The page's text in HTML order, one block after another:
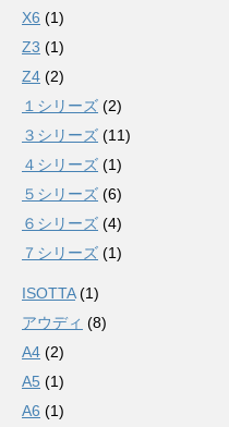
X6 (1)
Z3 (1)
Z4 (2)
１シリーズ (2)
３シリーズ (11)
４シリーズ (1)
５シリーズ (6)
６シリーズ (4)
７シリーズ (1)
ISOTTA(1)
アウディ (8)
A4 (2)
A5 (1)
A6 (1)